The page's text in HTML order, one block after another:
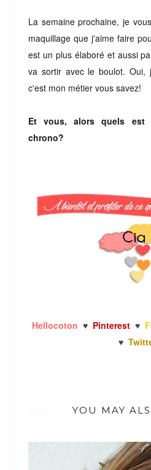
La semaine prochaine, je
maquillage que j'aime faire
est un plus élaboré et aussi
va sortir avec le boulot. Oui,
c'est mon métier vous savez!
Et vous, alors quels est
chrono?
Hellocoton ♥ Pinterest ♥
♥
YOU MAY